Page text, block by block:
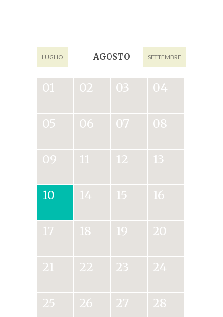
AGOSTO
LUGLIO SETTEMBRE
01 02 03 04
05 06 07 08
09 11 12 13
10 14 15 16
17 18 19 20
21 22 23 24
25 26 27 28